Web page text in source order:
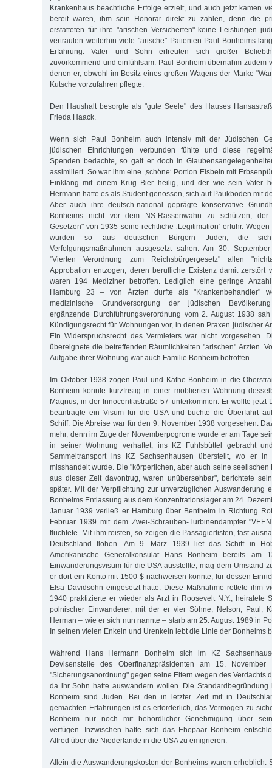
Krankenhaus beachtliche Erfolge erzielt, und auch jetzt kamen
bereit waren, ihm sein Honorar direkt zu zahlen, denn die
erstatteten für ihre "arischen Versicherten" keine Leistungen
vertrauten weiterhin viele "arische" Patienten Paul Bonheims
Erfahrung. Vater und Sohn erfreuten sich großer
zuvorkommend und einfühlsam. Paul Bonheim übernahm zudem
denen er, obwohl im Besitz eines großen Wagens der Marke
Kutsche vorzufahren pflegte.
Den Haushalt besorgte als "gute Seele" des Hauses
Frieda Haack.
Wenn sich Paul Bonheim auch intensiv mit der Jüdischen
jüdischen Einrichtungen verbunden fühlte und diese
Spenden bedachte, so galt er doch in
assimiliert. So war ihm eine ,schöne‘ Portion Eisbein mit
Einklang mit einem Krug Bier heilig, und der wie sein Vater
Hermann hatte es als Student genossen, sich auf Paukböden mit
Aber auch ihre deutsch-national geprägte konservative
Bonheims nicht vor dem NS-Rassenwahn zu schützen,
Gesetzen" von 1935 seine rechtliche ‚Legitimation‘ erfuhr.
wurden so aus deutschen Bürgern Juden, die sich
Verfolgungsmaßnahmen ausgesetzt sahen. Am 30.
"Vierten Verordnung zum Reichsbürgergesetz" allen
Approbation entzogen, deren berufliche Existenz damit zerstört
waren 194 Mediziner betroffen. Lediglich eine geringe
Hamburg 23 – von Ärzten durfte als "Krankenbehandler"
medizinische Grundversorgung der jüdischen
ergänzende Durchführungsverordnung vom 2. August 1938
Kündigungsrecht für Wohnungen vor, in denen Praxen jüdischer
Ein Widerspruchsrecht des Vermieters war nicht vorgesehen.
übereignete die betreffenden Räumlichkeiten "arischen" Ärzten.
Aufgabe ihrer Wohnung war auch Familie Bonheim betroffen.
Im Oktober 1938 zogen Paul und Käthe Bonheim in die
Bonheim konnte kurzfristig in einer möblierten Wohnung
Magnus, in der Innocentiastraße 57 unterkommen. Er wollte jetzt
beantragte ein Visum für die USA und buchte die Überfahrt
Schiff. Die Abreise war für den 9. November 1938 vorgesehen.
mehr, denn im Zuge der Novemberpogrome wurde er am Tage
in seiner Wohnung verhaftet, ins KZ Fuhlsbüttel gebracht
Sammeltransport ins KZ Sachsenhausen überstellt, wo er in
misshandelt wurde. Die "körperlichen, aber auch seine seelischen
aus dieser Zeit davontrug, waren unübersehbar", berichtete
später. Mit der Verpflichtung zur unverzüglichen Auswanderung
Bonheims Entlassung aus dem Konzentrationslager am 24.
Januar 1939 verließ er Hamburg über Bentheim in Richtung
Februar 1939 mit dem Zwei-Schrauben-Turbinendampfer
flüchtete. Mit ihm reisten, so zeigen die Passagierlisten, fast
Deutschland flohen. Am 9. März 1939 lief das Schiff in
Amerikanische Generalkonsulat Hans Bonheim bereits am
Einwanderungsvisum für die USA ausstellte, mag dem Umstand
er dort ein Konto mit 1500 $ nachweisen konnte, für dessen
Elsa Davidsohn eingesetzt hatte. Diese Maßnahme rettete ihm
1940 praktizierte er wieder als Arzt in Roosevelt N.Y., heiratete
polnischer Einwanderer, mit der er vier Söhne, Nelson, Paul,
Herman – wie er sich nun nannte – starb am 25. August 1989 in
In seinen vielen Enkeln und Urenkeln lebt die Linie der Bonheims
Während Hans Hermann Bonheim sich im KZ
Devisenstelle des Oberfinanzpräsidenten am 15.
"Sicherungsanordnung" gegen seine Eltern wegen des Verdachts
da ihr Sohn hatte auswandern wollen. Die Standardbegründung
Bonheim sind Juden. Bei den in letzter Zeit mit in
gemachten Erfahrungen ist es erforderlich, das Vermögen zu
Bonheim nur noch mit behördlicher Genehmigung über
verfügen. Inzwischen hatte sich das Ehepaar Bonheim
Alfred über die Niederlande in die USA zu emigrieren.
Allein die Auswanderungskosten der Bonheims waren erheblich.